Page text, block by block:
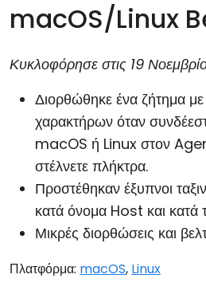
macOS/Linux
Κυκλοφόρησε στις 19
Διορθώθηκε ένα ζήτημα
χαρακτήρων όταν
macOS ή Linux στον
στέλνετε πλήκτρα.
Προστέθηκαν έξυπνοι
κατά όνομα Host και κατά
Μικρές διορθώσεις και
Πλατφόρμα: macOS, Linux